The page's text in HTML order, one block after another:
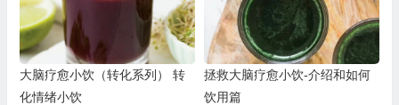
大脑疗愈小饮（转化系列） 转
化情绪小饮
拯救大脑疗愈小饮-介绍和如何
饮用篇